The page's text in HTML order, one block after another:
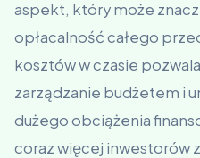
aspekt, który może
opłacalność całego
kosztów w czasie
zarządzanie budżetem i
dużego obciążenia
coraz więcej inwestorów